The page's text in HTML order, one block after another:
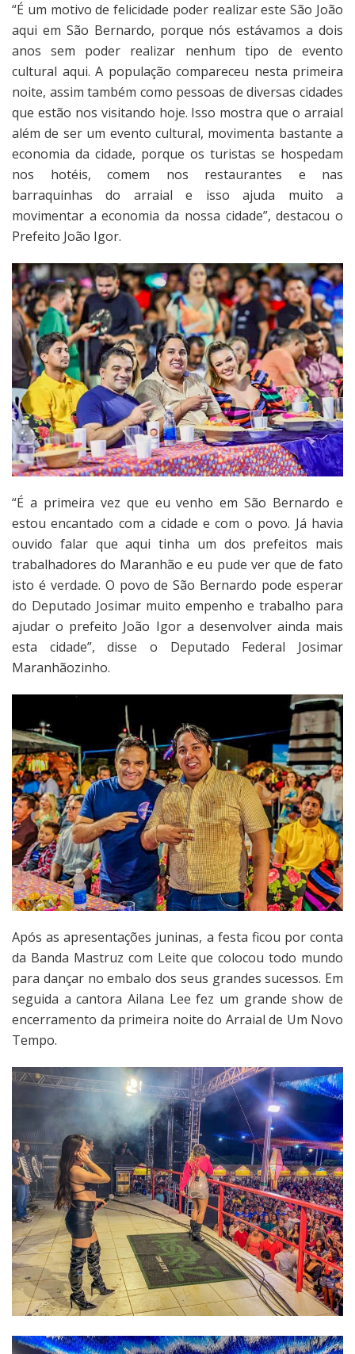
“É um motivo de felicidade poder realizar este São João
aqui em São Bernardo, porque nós estávamos a dois
anos sem poder realizar nenhum tipo de evento
cultural aqui. A população compareceu nesta primeira
noite, assim também como pessoas de diversas cidades
que estão nos visitando hoje. Isso mostra que o arraial
além de ser um evento cultural, movimenta bastante a
economia da cidade, porque os turistas se hospedam
nos hotéis, comem nos restaurantes e nas
barraquinhas do arraial e isso ajuda muito a
movimentar a economia da nossa cidade”, destacou o
Prefeito João Igor.
“É a primeira vez que eu venho em São Bernardo e
estou encantado com a cidade e com o povo. Já havia
ouvido falar que aqui tinha um dos prefeitos mais
trabalhadores do Maranhão e eu pude ver que de fato
isto é verdade. O povo de São Bernardo pode esperar
do Deputado Josimar muito empenho e trabalho para
ajudar o prefeito João Igor a desenvolver ainda mais
esta cidade”, disse o Deputado Federal Josimar
Maranhãozinho.
Após as apresentações juninas, a festa ficou por conta
da Banda Mastruz com Leite que colocou todo mundo
para dançar no embalo dos seus grandes sucessos. Em
seguida a cantora Ailana Lee fez um grande show de
encerramento da primeira noite do Arraial de Um Novo
Tempo.